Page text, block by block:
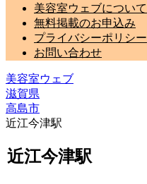
美容室ウェブについて
無料掲載のお申込み
プライバシーポリシー
お問い合わせ
美容室ウェブ
滋賀県
高島市
近江今津駅
近江今津駅